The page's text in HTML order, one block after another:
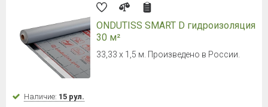
NICOBAND 3м*150мм красный
Наличие: Уточняйте